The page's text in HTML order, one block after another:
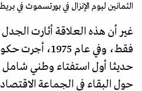
الثمانين ليوم الإنزال في بورتسموث في بريطانيا، 5
غير أن هذه العلاقة أثارت
فقط، وفي عام
حديثا أول استفتاء وطني شامل